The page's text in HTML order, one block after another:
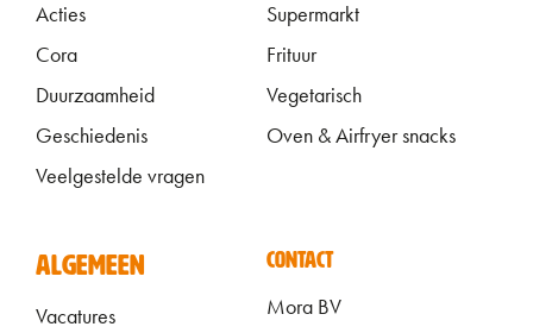
Acties
Cora
Duurzaamheid
Geschiedenis
Veelgestelde vragen
Supermarkt
Frituur
Vegetarisch
Oven & Airfryer snacks
ALGEMEEN FOOTER
ALGEMEEN
Vacatures
CONTACT
Mora BV